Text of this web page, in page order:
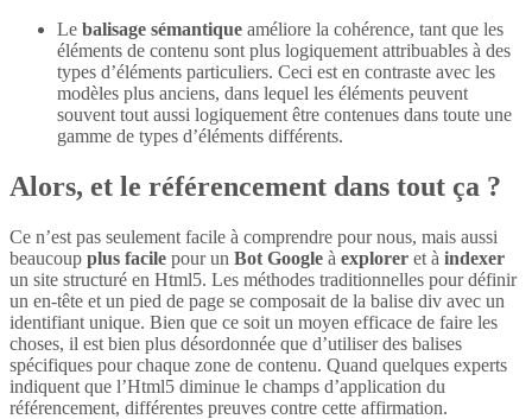
Le balisage sémantique améliore la cohérence, tant que les
éléments de contenu sont plus logiquement attribuables à des
types d’éléments particuliers. Ceci est en contraste avec les
modèles plus anciens, dans lequel les éléments peuvent
souvent tout aussi logiquement être contenues dans toute une
gamme de types d’éléments différents.
Alors, et le référencement dans tout ça ?
Ce n’est pas seulement facile à comprendre pour nous, mais aussi
beaucoup plus facile pour un Bot Google à explorer et à indexer
un site structuré en Html5. Les méthodes traditionnelles pour définir
un en-tête et un pied de page se composait de la balise div avec un
identifiant unique. Bien que ce soit un moyen efficace de faire les
choses, il est bien plus désordonnée que d’utiliser des balises
spécifiques pour chaque zone de contenu. Quand quelques experts
indiquent que l’Html5 diminue le champs d’application du
référencement, différentes preuves contre cette affirmation.